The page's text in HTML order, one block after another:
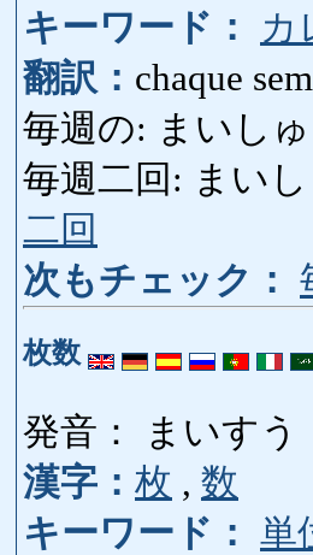
キーワード：
カ
翻訳： chaque
毎週の: まいしゅ
毎週二回: まいし
二回
次もチェック：
枚数
発音： まいすう
漢字： 枚 , 数
キーワード： 単